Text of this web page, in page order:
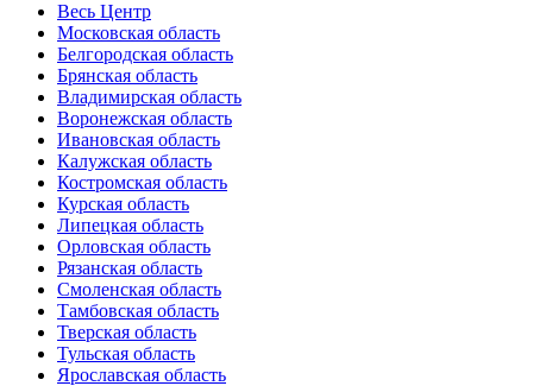
Весь Центр
Московская область
Белгородская область
Брянская область
Владимирская область
Воронежская область
Ивановская область
Калужская область
Костромская область
Курская область
Липецкая область
Орловская область
Рязанская область
Смоленская область
Тамбовская область
Тверская область
Тульская область
Ярославская область